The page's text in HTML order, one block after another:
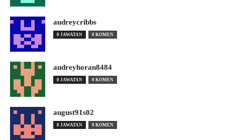
audreycribbs
0 JAWATAN 0 KOMEN
audreyhoran8484
0 JAWATAN 0 KOMEN
august91s02
0 JAWATAN 0 KOMEN